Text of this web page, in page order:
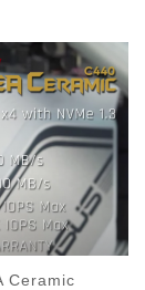
Ceramic